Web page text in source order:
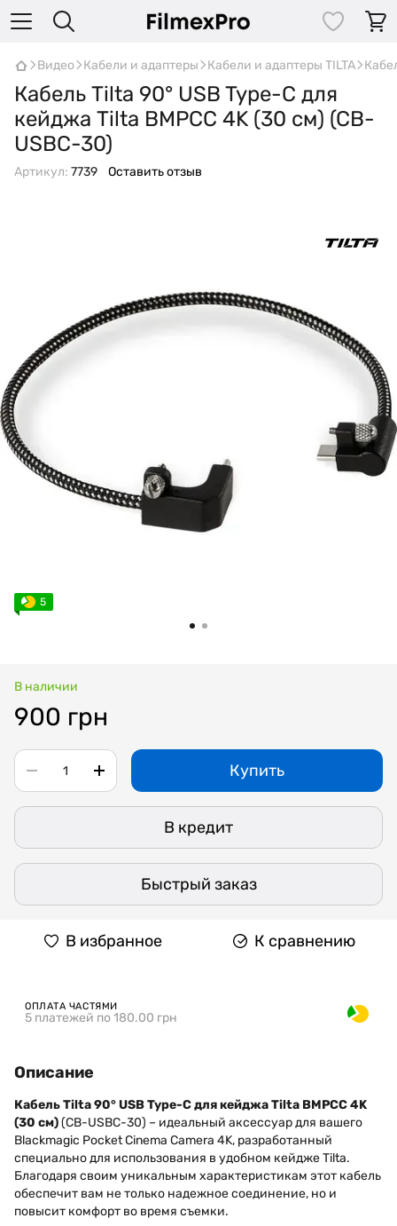
Видео Кабели и адаптеры Кабели и адаптеры TILTA
Кабель Tilta 90° USB Type-C для
кейджа Tilta BMPCC 4K (30 см) (CB-
USBC-30)
Артикул: 7739 Оставить отзыв
5
В наличии
900 грн
Купить
В кредит
Быстрый заказ
В избранное К сравнению
ОПЛАТА ЧАСТЯМИ
5 платежей по 180.00 грн
Описание
Кабель Tilta 90° USB Type-C для кейджа Tilta BMPCC 4K
(30 см)(CB-USBC-30) – идеальный аксессуар для вашего
Blackmagic Pocket Cinema Camera 4K, разработанный
специально для использования в удобном кейдже Tilta.
Благодаря своим уникальным характеристикам этот кабель
обеспечит вам не только надежное соединение, но и
повысит комфорт во время съемки.